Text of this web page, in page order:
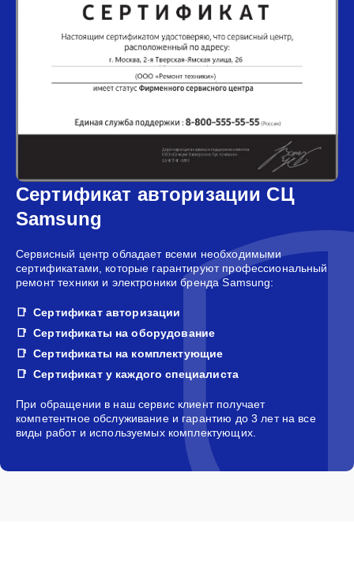
Сертификат авторизации СЦ
Samsung
Сервисный центр обладает всеми необходимыми
сертификатами, которые гарантируют профессиональный
ремонт техники и электроники бренда Samsung:
Сертификат авторизации
Сертификаты на оборудование
Сертификаты на комплектующие
Сертификат у каждого специалиста
При обращении в наш сервис клиент получает
компетентное обслуживание и гарантию до 3 лет на все
виды работ и используемых комплектующих.